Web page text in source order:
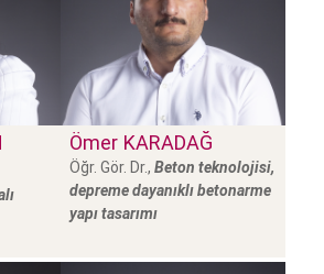
Ömer KARADAĞ
Öğr. Gör. Dr., Beton teknolojisi,
depreme dayanıklı betonarme
yapı tasarımı